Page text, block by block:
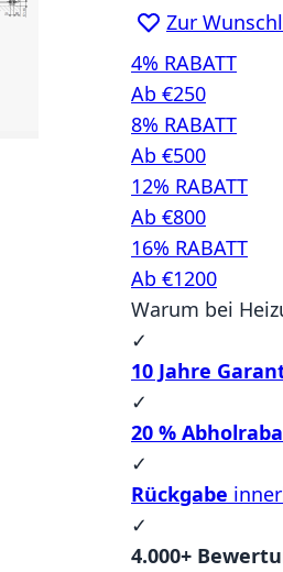
Zur
4% RABATT
Ab €250
8% RABATT
Ab €500
12% RABATT
Ab €800
16% RABATT
Ab €1200
Warum bei
✓
10 Jahre
✓
20 %
✓
Rückgabe
✓
4.000+